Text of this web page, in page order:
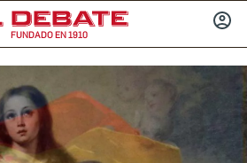
FUNDADO EN 1910